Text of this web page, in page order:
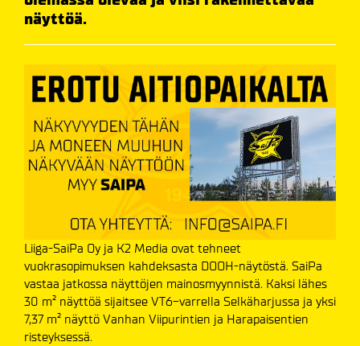
näyttöä.
Liiga-SaiPa Oy ja K2 Media ovat tehneet
vuokrasopimuksen kahdeksasta DOOH-näytöstä. SaiPa
vastaa jatkossa näyttöjen mainosmyynnistä. Kaksi lähes
30 m² näyttöä sijaitsee VT6-varrella Selkäharjussa ja yksi
7,37 m² näyttö Vanhan Viipurintien ja Harapaisentien
risteyksessä.